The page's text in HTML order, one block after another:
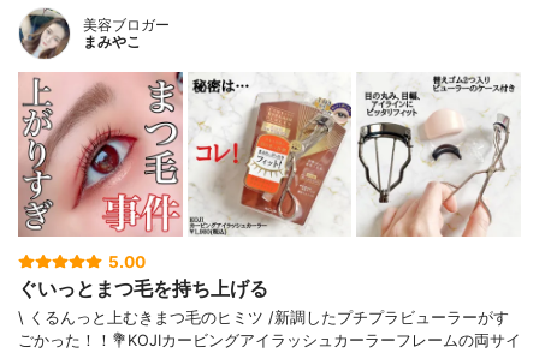
美容ブロガー
まみやこ
5.00
ぐいっとまつ毛を持ち上げる
\ くるんっと上むきまつ毛のヒミツ /⁡新調したプチプラビューラーがす
ごかった！！⁡⁡⁡💐KOJIカービングアイラッシュカーラー⁡⁡⁡フレームの両サイ